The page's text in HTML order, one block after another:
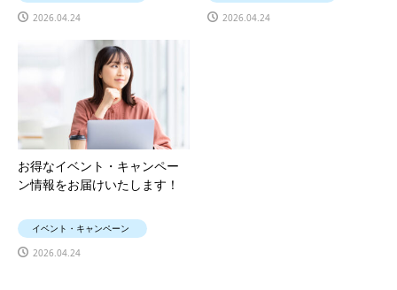
2026.04.24
2026.04.24
お得なイベント・キャンペー
ン情報をお届けいたします！
イベント・キャンペーン
2026.04.24